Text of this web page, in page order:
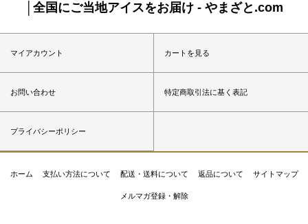
│全国にご当地アイスをお届け - やまざと.com
マイアカウント カートを見る
お問い合わせ 特定商取引法に基く表記
プライバシーポリシー
ホーム 支払い方法について 配送・送料について 返品について サイトマップ
メルマガ登録・解除